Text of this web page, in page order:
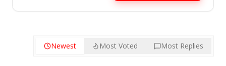
Newest Most Voted Most Replies